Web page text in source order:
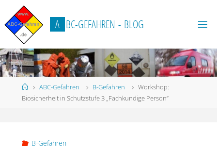
Inhalt
springen
A BC-GEFAHREN - BLOG
StartABC-Gefahren B-Gefahren
Workshop:
Biosicherheit in Schutzstufe 3 „Fachkundige Person“
B-Gefahren